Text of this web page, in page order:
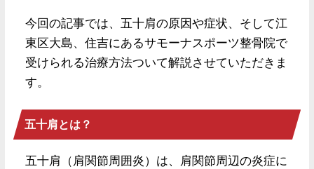
今回の記事では、五十肩の原因や症状、そして江
東区大島、住吉にあるサモーナスポーツ整骨院で
受けられる治療方法ついて解説させていただきま
す。
五十肩とは？
五十肩（肩関節周囲炎）は、肩関節周辺の炎症に